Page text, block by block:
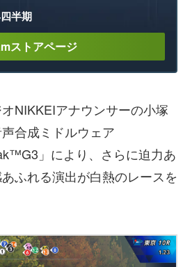
半期
ストアページ
NIKKEIアナウンサーの小塚
合成ミドルウェア
」により、さらに迫力あ
ふれる演出が白熱のレースを